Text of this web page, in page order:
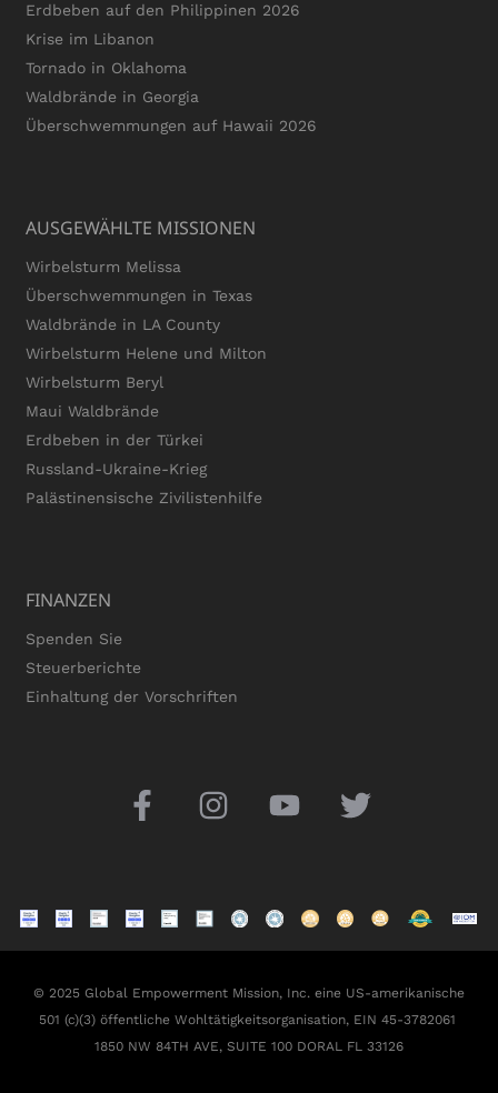
Erdbeben auf den Philippinen 2026
Krise im Libanon
Tornado in Oklahoma
Waldbrände in Georgia
Überschwemmungen auf Hawaii 2026
AUSGEWÄHLTE MISSIONEN
Wirbelsturm Melissa
Überschwemmungen in Texas
Waldbrände in LA County
Wirbelsturm Helene und Milton
Wirbelsturm Beryl
Maui Waldbrände
Erdbeben in der Türkei
Russland-Ukraine-Krieg
Palästinensische Zivilistenhilfe
FINANZEN
Spenden Sie
Steuerberichte
Einhaltung der Vorschriften
© 2025 Global Empowerment Mission, Inc. eine US-amerikanische
501 (c)(3) öffentliche Wohltätigkeitsorganisation, EIN 45-3782061
1850 NW 84TH AVE, SUITE 100 DORAL FL 33126